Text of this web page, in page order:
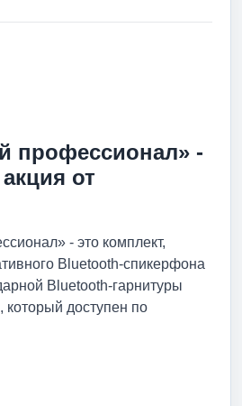
профессионал» -
от
- это комплект,
Bluetooth-спикерфона
Bluetooth-гарнитуры
который доступен по